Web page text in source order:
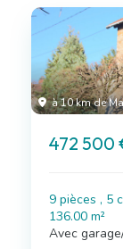
à 10 km de
472 500
9 pièces , 5
136.00 m²
Avec